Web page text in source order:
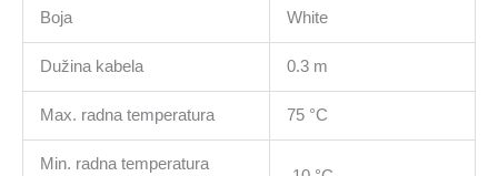
Boja White
Dužina kabela 0.3 m
Max. radna temperatura 75 °C
Min. radna temperatura